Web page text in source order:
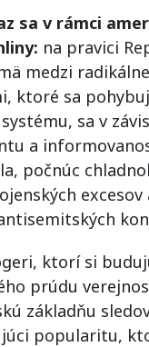
sa v rámci
na pravici
medzi
ktoré sa
sa v
a
počnúc
excesov
ktorí si
prúdu
základňu
popularitu,